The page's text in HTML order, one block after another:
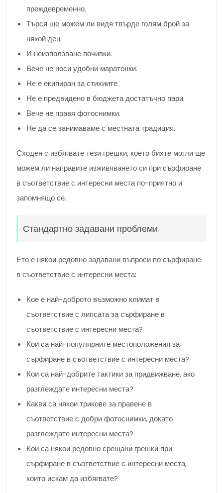
преждевременно.
Търся ще можем ли видя твърде голям брой за
някой ден.
И неизползване почивки.
Вече не носи удобни маратонки.
Не е екипиран за стихиите.
Не е предвидено в бюджета достатъчно пари.
Вече не правя фотоснимки.
Не да се занимаваме с местната традиция.
Сходен с избягвате тези грешки, което бихте могли ще
можем ли направите изживяването си при сърфиране
в съответствие с интересни места по-приятно и
запомнящо се.
Стандартно задавани проблеми
Ето е някои редовно задавани въпроси по сърфиране
в съответствие с интересни места:
Кое е най-доброто възможно климат в
съответствие с липсата за сърфиране в
съответствие с интересни места?
Кои са най-популярните местоположения за
сърфиране в съответствие с интересни места?
Кои са най-добрите тактики за придвижване, ако
разглеждате интересни места?
Какви са някои трикове за правене в
съответствие с добри фотоснимки, докато
разглеждате интересни места?
Кои са някои редовно срещани грешки при
сърфиране в съответствие с интересни места,
които искам да избягвате?